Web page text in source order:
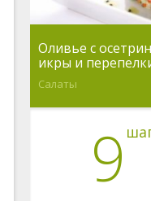
Оливье с
икры и
Салаты
9